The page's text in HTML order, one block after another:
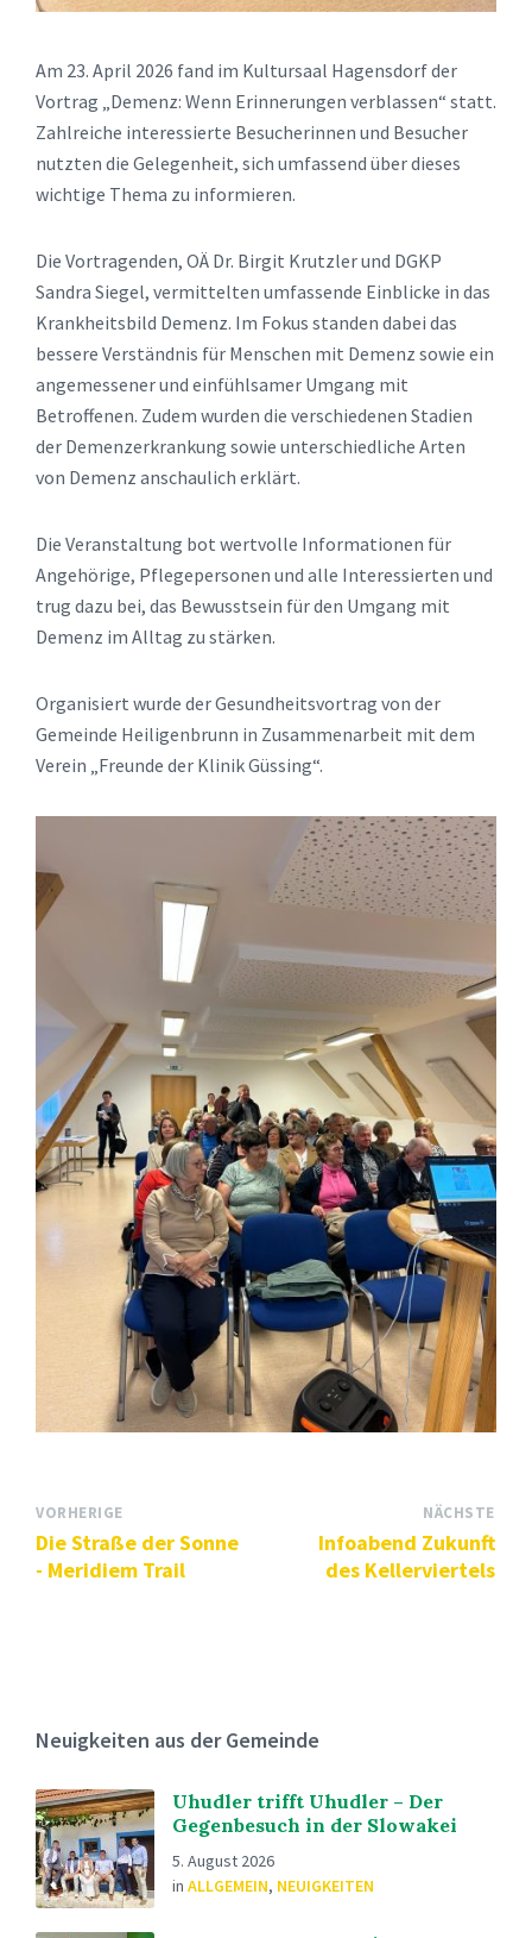
Am 23. April 2026 fand im Kultursaal Hagensdorf der
Vortrag „Demenz: Wenn Erinnerungen verblassen“ statt.
Zahlreiche interessierte Besucherinnen und Besucher
nutzten die Gelegenheit, sich umfassend über dieses
wichtige Thema zu informieren.
Die Vortragenden, OÄ Dr. Birgit Krutzler und DGKP
Sandra Siegel, vermittelten umfassende Einblicke in das
Krankheitsbild Demenz. Im Fokus standen dabei das
bessere Verständnis für Menschen mit Demenz sowie ein
angemessener und einfühlsamer Umgang mit
Betroffenen. Zudem wurden die verschiedenen Stadien
der Demenzerkrankung sowie unterschiedliche Arten
von Demenz anschaulich erklärt.
Die Veranstaltung bot wertvolle Informationen für
Angehörige, Pflegepersonen und alle Interessierten und
trug dazu bei, das Bewusstsein für den Umgang mit
Demenz im Alltag zu stärken.
Organisiert wurde der Gesundheitsvortrag von der
Gemeinde Heiligenbrunn in Zusammenarbeit mit dem
Verein „Freunde der Klinik Güssing“.
VORHERIGE
Die Straße der Sonne
- Meridiem Trail
NÄCHSTE
Infoabend Zukunft
des Kellerviertels
Neuigkeiten aus der Gemeinde
Uhudler trifft Uhudler – Der
Gegenbesuch in der Slowakei
5. August 2026
in ALLGEMEIN, NEUIGKEITEN